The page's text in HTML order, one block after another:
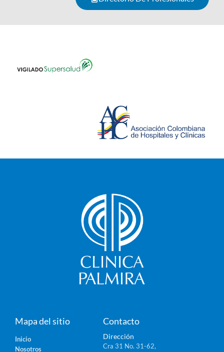
Mapa del sitio
Inicio
Nosotros
Contacto
Dirección
Cra 31 No. 31-62,